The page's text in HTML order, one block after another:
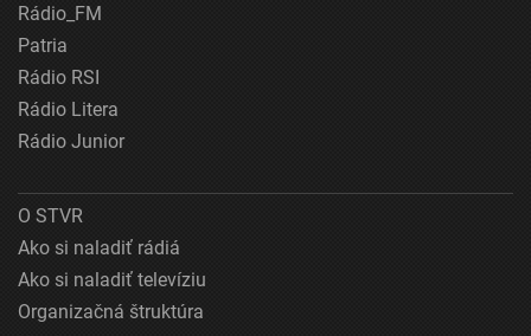
Rádio_FM
Patria
Rádio RSI
Rádio Litera
Rádio Junior
O STVR
Ako si naladiť rádiá
Ako si naladiť televíziu
Organizačná štruktúra